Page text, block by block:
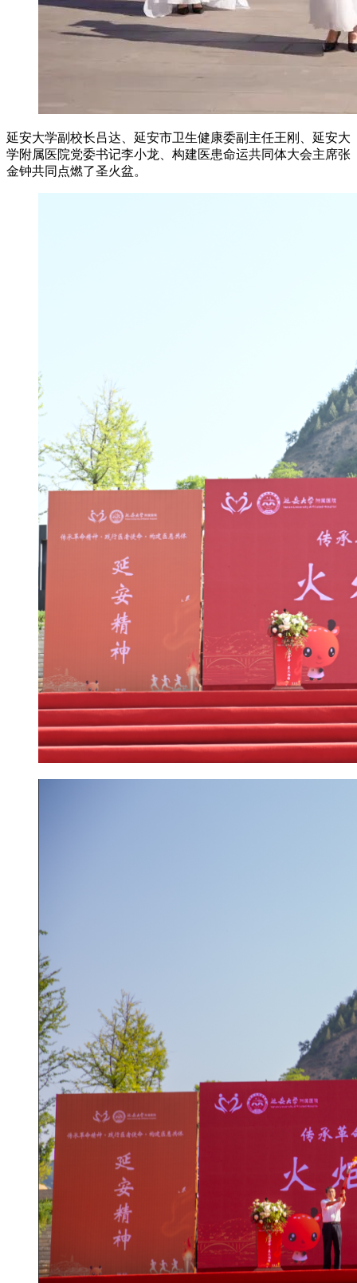
延安大学副校长吕达、延安市卫生健康委副主任王刚、延安大
学附属医院党委书记李小龙、构建医患命运共同体大会主席张
金钟共同点燃了圣火盆。